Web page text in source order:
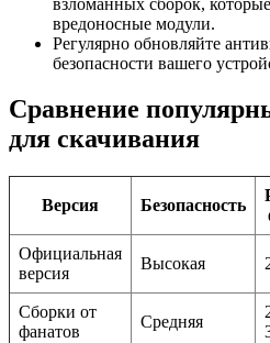
вредоносные модули.
Регулярно обновляйте
безопасности вашего
Сравнение
для скачивания
Версия Безопасность
Официальная
версия
Высокая
Сборки от
фанатов
Средняя